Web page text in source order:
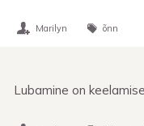
Marilyn õnn
Lubamine on